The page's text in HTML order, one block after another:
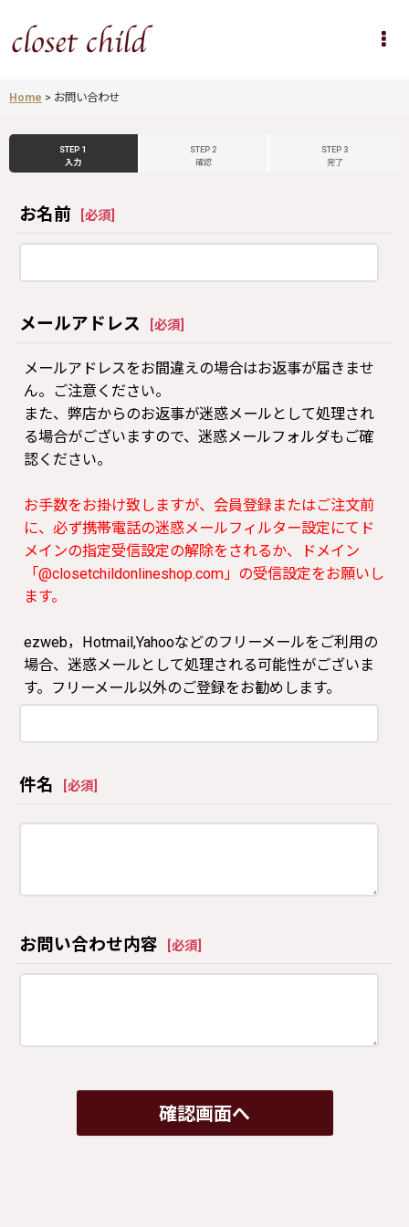
Home > お問い合わせ
STEP 1
入力
STEP 2
確認
STEP 3
完了
お名前 必須
メールアドレス 必須
メールアドレスをお間違えの場合はお返事が届きませ
ん。ご注意ください。
また、弊店からのお返事が迷惑メールとして処理され
る場合がございますので、迷惑メールフォルダもご確
認ください。
お手数をお掛け致しますが、会員登録またはご注文前
に、必ず携帯電話の迷惑メールフィルター設定にてド
メインの指定受信設定の解除をされるか、ドメイン
「@closetchildonlineshop.com」の受信設定をお願いし
ます。
ezweb，Hotmail,Yahooなどのフリーメールをご利用の
場合、迷惑メールとして処理される可能性がございま
す。フリーメール以外のご登録をお勧めします。
件名 必須
お問い合わせ内容 必須
確認画面へ